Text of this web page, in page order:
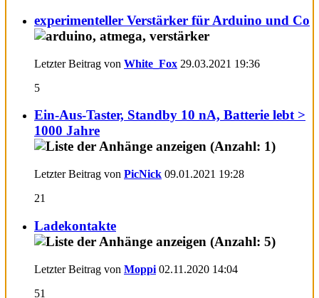
experimenteller Verstärker für Arduino und Co
Letzter Beitrag von White_Fox 29.03.2021 19:36
5
Ein-Aus-Taster, Standby 10 nA, Batterie lebt >
1000 Jahre
Letzter Beitrag von PicNick 09.01.2021 19:28
21
Ladekontakte
Letzter Beitrag von Moppi 02.11.2020 14:04
51